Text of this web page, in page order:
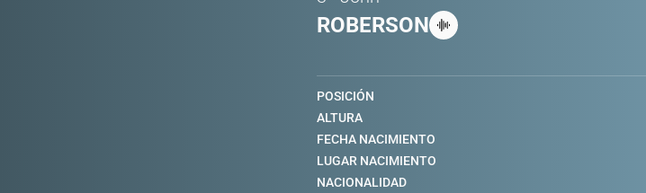
ROBERSON
POSICIÓN
ALTURA
FECHA NACIMIENTO
LUGAR NACIMIENTO
NACIONALIDAD